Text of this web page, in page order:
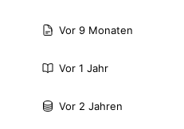
Vor 9 Monaten
Vor 1 Jahr
Vor 2 Jahren